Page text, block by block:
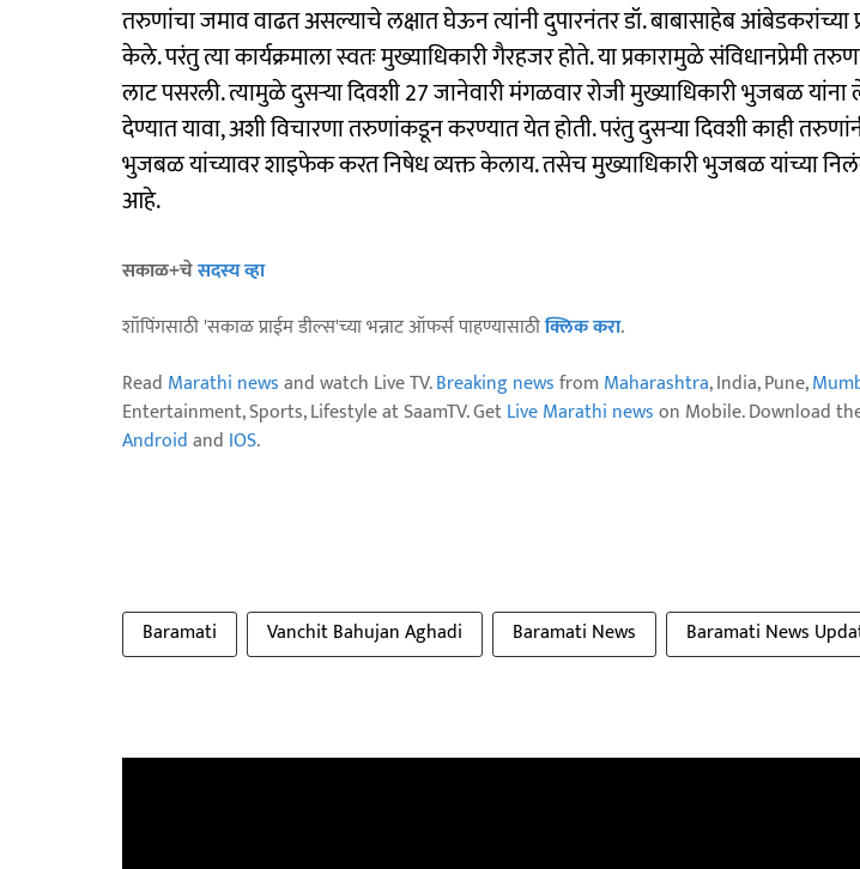
तरुणांचा जमाव वाढत असल्याचे लक्षात घेऊन त्यांनी दुपारनंतर डॉ. बाबासाहेब आंबेडकरांच्या
केले. परंतु त्या कार्यक्रमाला स्वतः मुख्याधिकारी गैरहजर होते. या प्रकारामुळे संविधानप्रेमी
लाट पसरली. त्यामुळे दुसऱ्या दिवशी 27 जानेवारी मंगळवार रोजी मुख्याधिकारी भुजबळ यांना
देण्यात यावा, अशी विचारणा तरुणांकडून करण्यात येत होती. परंतु दुसऱ्या दिवशी काही
भुजबळ यांच्यावर शाइफेक करत निषेध व्यक्त केलाय. तसेच मुख्याधिकारी भुजबळ यांच्या
आहे.
सकाळ+चेसदस्य व्हा
शॉपिंगसाठी 'सकाळ प्राईम डील्स'च्या भन्नाट ऑफर्स पाहण्यासाठीक्लिक करा.
Read Marathi newsand watch Live TV.Breaking newsfrom Maharashtra, India, Pune,
Entertainment, Sports, Lifestyle at SaamTV. GetLive Marathi newson Mobile. Download
Androidand IOS.
Baramati Vanchit Bahujan Aghadi Baramati News Baramati News